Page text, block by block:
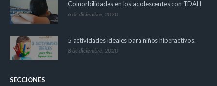
Comorbilidades en los adolescentes con TDAH
6 de diciembre, 2020
5 actividades ideales para niños hiperactivos.
8 de diciembre, 2020
SECCIONES